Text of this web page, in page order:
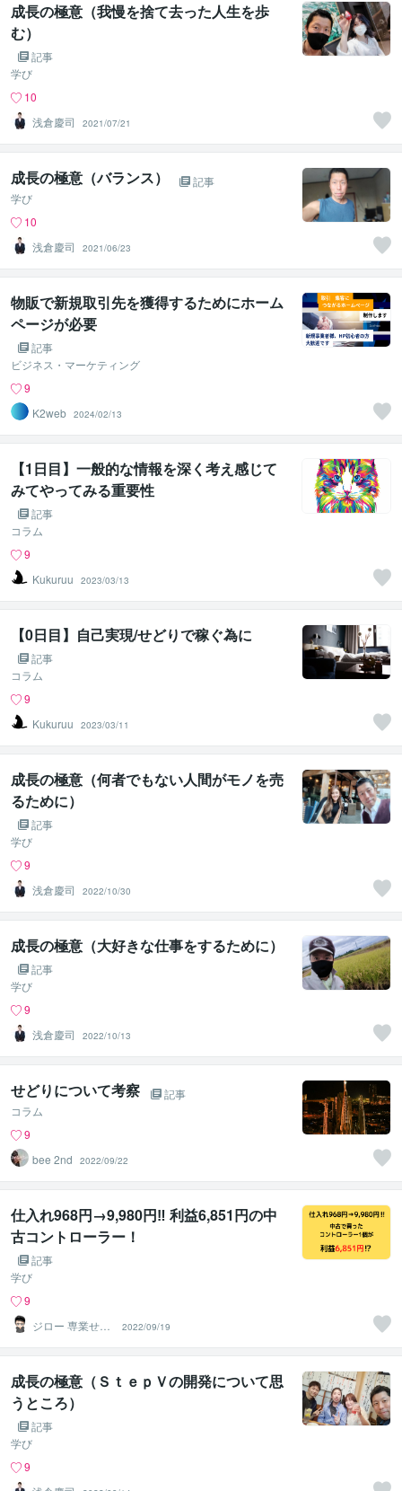
成長の極意（我慢を捨て去った人生を歩
む）
記事
学び
10
浅倉慶司
2021/07/21
成長の極意（バランス）
記事
学び
10
浅倉慶司
2021/06/23
物販で新規取引先を獲得するためにホーム
ページが必要
記事
ビジネス・マーケティング
9
K2web 2024/02/13
【1日目】一般的な情報を深く考え感じて
みてやってみる重要性
記事
コラム
9
Kukuruu
2023/03/13
【0日目】自己実現/せどりで稼ぐ為に
記事
コラム
9
Kukuruu
2023/03/11
成長の極意（何者でもない人間がモノを売
るために）
記事
学び
9
浅倉慶司
2022/10/30
成長の極意（大好きな仕事をするために）
記事
学び
9
浅倉慶司
2022/10/13
せどりについて考察
記事
コラム
9
bee 2nd
2022/09/22
仕入れ968円→9,980円‼ 利益6,851円の中
古コントローラー！
記事
学び
9
ジロー 専業せど
らー
2022/09/19
成長の極意（ＳｔｅｐＶの開発について思
うところ）
記事
学び
9